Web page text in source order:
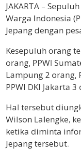
JAKARTA –
Warga Indonesia
Jepang dengan
Kesepuluh orang
orang, PPWI
Lampung 2 orang,
PPWI DKI Jakarta 3
Hal tersebut
Wilson Lalengke,
ketika diminta
Jepang tersebut.